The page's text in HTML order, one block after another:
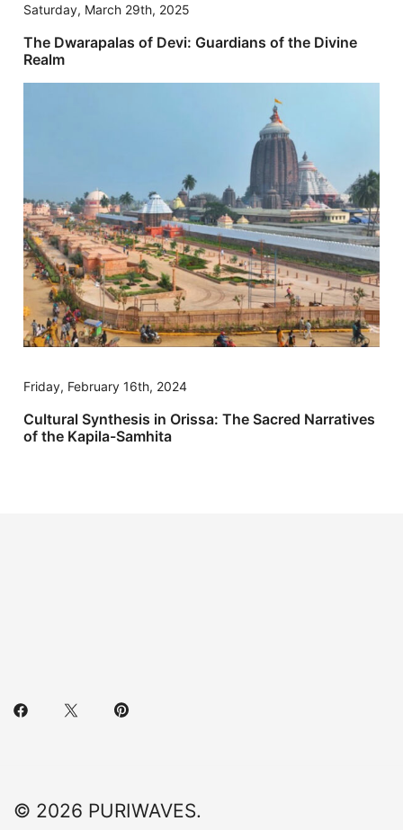
Saturday, March 29th, 2025
The Dwarapalas of Devi: Guardians of the Divine
Realm
Friday, February 16th, 2024
Cultural Synthesis in Orissa: The Sacred Narratives
of the Kapila-Samhita
© 2026 PURIWAVES.